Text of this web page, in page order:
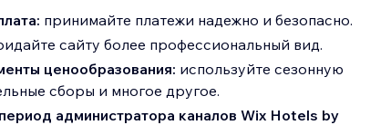
принимайте платежи надежно и безопасно.
сайту более профессиональный вид.
ценообразования: используйте сезонную
сборы и многое другое.
администратора каналов Wix Hotels by